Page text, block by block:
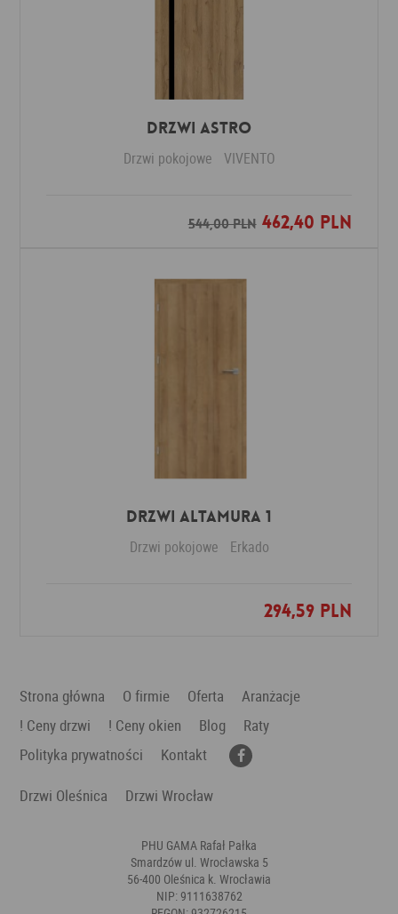
Drzwi ASTRO
Drzwi pokojowe VIVENTO
544,00 PLN462,40 PLN
Dodaj do ulubionych
Drzwi Altamura 1
Drzwi pokojowe Erkado
294,59 PLN
Dodaj do ulubionych
Strona główna O firmie Oferta
Aranżacje
! Ceny drzwi
! Ceny okien Blog
Raty
Polityka prywatności
Kontakt
Drzwi Oleśnica
Drzwi Wrocław
PHU GAMA Rafał Pałka
Smardzów ul. Wrocławska 5
56-400 Oleśnica k. Wrocławia
NIP: 9111638762